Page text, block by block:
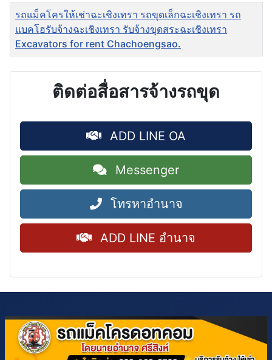
ชื่อ
รถแม็คโครให้เช่าฉะเชิงเทรา รถขุดเล็กฉะเชิงเทรา รถ
แบคโฮรับจ้างฉะเชิงเทรา รับจ้างขุดสระฉะเชิงเทรา
Excavators for rent Chachoengsao.
ติดต่อสื่อสารจ้างรถขุด
ADD LINE OA
Messenger
โทรหาอำนาจ
ADD LINE อำนาจ